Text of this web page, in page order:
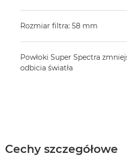
Rozmiar filtra: 58 mm
Powłoki Super Spectra
odbicia światła
Cechy szczegółowe